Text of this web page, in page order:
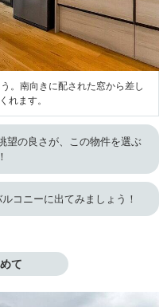
。南向きに配された窓から差し
れます。
望の良さが、この物件を選ぶ
コニーに出てみましょう！
て